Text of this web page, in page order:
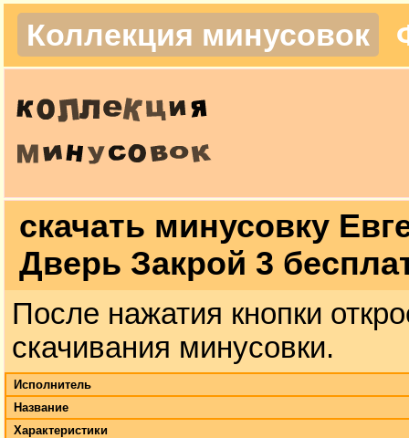
Коллекция минусовок
скачать минусовку
Дверь Закрой 3
После нажатия кнопки
скачивания минусовки.
Исполнитель
Название
Характеристики